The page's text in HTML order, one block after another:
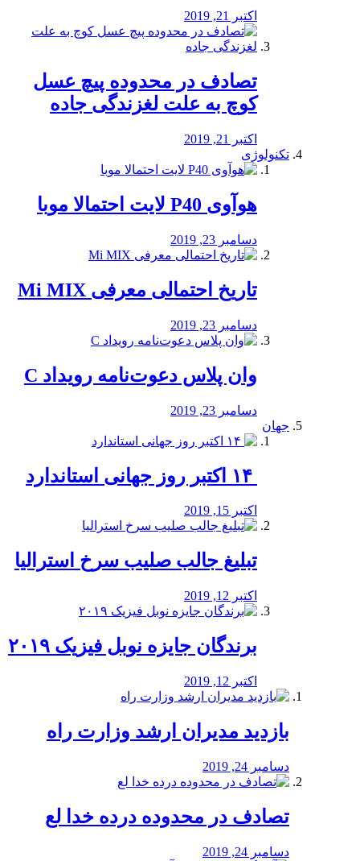
اکتبر 21, 2019
تصادف در محدوده پیچ عسل
کوچ به علت لغزندگی جاده
اکتبر 21, 2019
تکنولوژی
هوآوی P40 لایت احتمالا موبا
دسامبر 23, 2019
تاریخ احتمالی معرفی Mi MIX
دسامبر 23, 2019
وان پلاس دعوت‌نامه رویداد C
دسامبر 23, 2019
جهان
اکتبر 15, 2019
تبلیغ جالب صلیب سرخ استرالیا
اکتبر 12, 2019
برندگان جایزه نوبل فیزیک ۲۰۱۹
اکتبر 12, 2019
بازدید مدیران ارشد وزارت راه
دسامبر 24, 2019
تصادف در محدوده درده خدا لع
دسامبر 24, 2019